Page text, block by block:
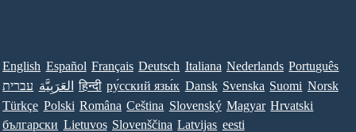
English Español Français Deutsch Italiana Nederlands Português
עברית العَرَبِيَّة हिन्दी ру́сский язы́к Dansk Svenska Suomi Norsk
Türkçe Polski Româna Ceština Slovenský Magyar Hrvatski
български Lietuvos Slovenščina Latvijas eesti